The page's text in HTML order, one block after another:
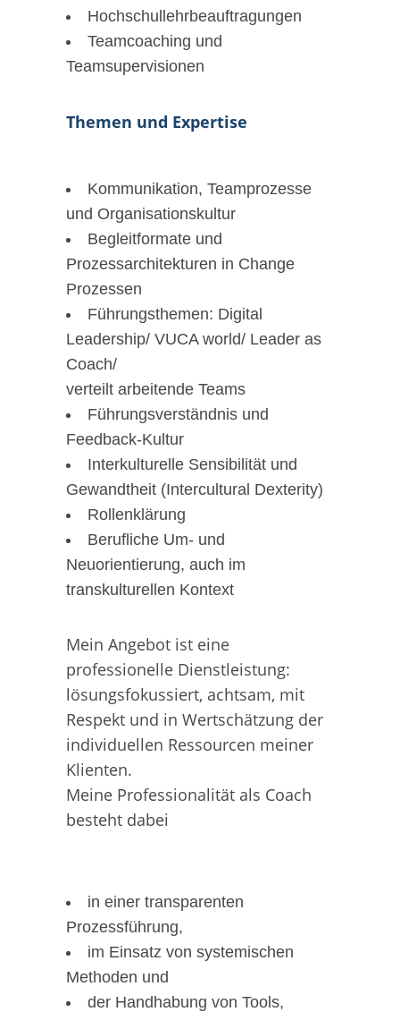
Hochschullehrbeauftragungen
Teamcoaching und
Teamsupervisionen
Themen und Expertise
Kommunikation, Teamprozesse
und Organisationskultur
Begleitformate und
Prozessarchitekturen in Change
Prozessen
Führungsthemen: Digital
Leadership/ VUCA world/ Leader as
Coach/
verteilt arbeitende Teams
Führungsverständnis und
Feedback-Kultur
Interkulturelle Sensibilität und
Gewandtheit (Intercultural Dexterity)
Rollenklärung
Berufliche Um- und
Neuorientierung, auch im
transkulturellen Kontext
Mein Angebot ist eine
professionelle Dienstleistung:
lösungsfokussiert, achtsam, mit
Respekt und in Wertschätzung der
individuellen Ressourcen meiner
Klienten.
Meine Professionalität als Coach
besteht dabei
in einer transparenten
Prozessführung,
im Einsatz von systemischen
Methoden und
der Handhabung von Tools,